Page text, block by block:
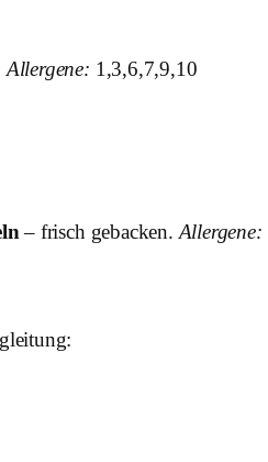
Allergene: 1,3,6,7,9,10
– frisch gebacken. Allergene: